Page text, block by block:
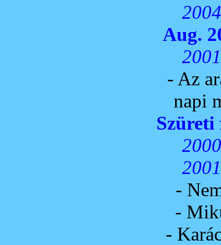
Aug.
- Az
napi
Szüreti
-
-
-